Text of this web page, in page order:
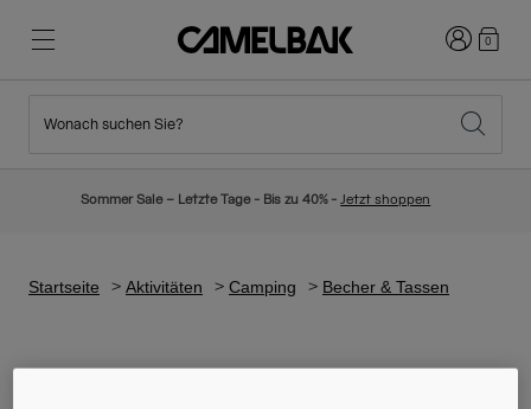
Neuigkeiten
Anmelden
0
Wonach suchen Sie?
Sommer Sale – Letzte Tage - Bis zu 40% -Jetzt shoppen
Startseite Aktivitäten Camping Becher & Tassen
Camping-Becher &